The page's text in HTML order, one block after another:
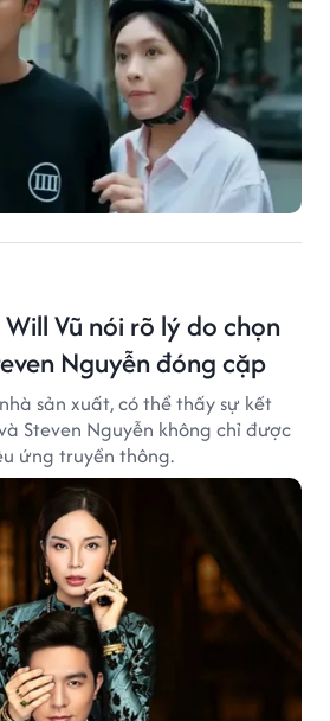
Vũ nói rõ lý do chọn
Nguyễn đóng cặp
sản xuất, có thể thấy sự kết
Steven Nguyễn không chỉ được
ứng truyền thông.